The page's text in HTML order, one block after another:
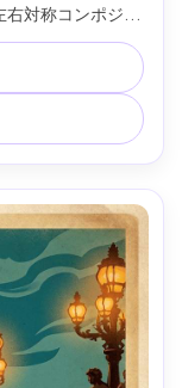
対称コンポジシ
字デコタイトル
セント、エレガン
ィックライティン